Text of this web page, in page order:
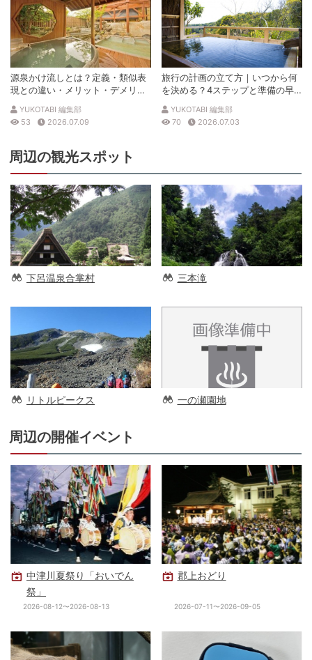
源泉かけ流しとは？定義・類似表
現との違い・メリット・デメリッ
トを解説
YUKOTABI 編集部
53
2026.07.09
旅行の計画の立て方｜いつから何
を決める？4ステップと準備の早
見表
YUKOTABI 編集部
70
2026.07.03
周辺の観光スポット
下呂温泉合掌村 三本滝
リトルピークス 一の瀬園地
周辺の開催イベント
中津川夏祭り「おいでん
祭」
2026-08-12〜2026-08-13
郡上おどり
2026-07-11〜2026-09-05